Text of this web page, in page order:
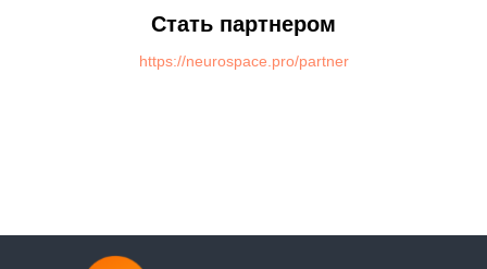
Стать партнером
https://neurospace.pro/partner